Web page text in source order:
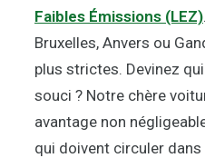
Faibles Émissions (LEZ)
Bruxelles, Anvers ou
plus strictes. Devinez
souci ? Notre chère
avantage non
qui doivent circuler